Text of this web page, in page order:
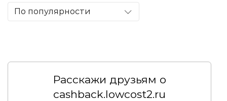
По популярности
Расскажи друзьям о
cashback.lowcost2.ru